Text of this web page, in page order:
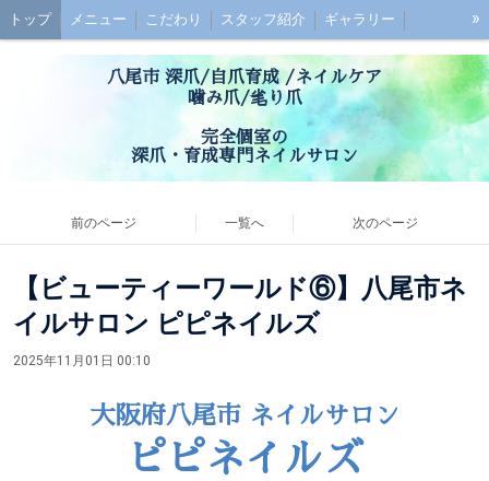
トップ メニュー こだわり スタッフ紹介 ギャラリー
初めての方へ お子様連れの方へ ご予約 最強のネイルケアとは？
アクセス お問い合わせ お客様の声
»
八尾市 深爪/自爪育成 /ネイルケア
噛み爪/毟り爪
完全個室の
深爪・育成専門ネイルサロン
前のページ 一覧へ 次のページ
【ビューティーワールド⑥】八尾市ネ
イルサロン ピピネイルズ
2025年11月01日 00:10
大阪府八尾市 ネイルサロン
ピピネイルズ